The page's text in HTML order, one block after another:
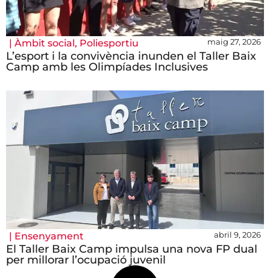
| Àmbit social, Poliesportiu maig 27, 2026
L’esport i la convivència inunden el Taller Baix
Camp amb les Olimpíades Inclusives
| Ensenyament abril 9, 2026
El Taller Baix Camp impulsa una nova FP dual
per millorar l’ocupació juvenil